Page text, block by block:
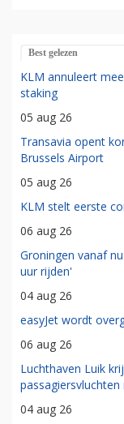
Best gelezen
KLM annuleert
staking
05 aug 26
Transavia opent
Brussels Airport
05 aug 26
KLM stelt eerste
06 aug 26
Groningen vanaf
uur rijden'
04 aug 26
easyJet wordt
06 aug 26
Luchthaven Luik
04 aug 26